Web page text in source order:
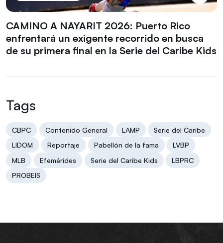
CAMINO A NAYARIT 2026: Puerto Rico
enfrentará un exigente recorrido en busca
de su primera final en la Serie del Caribe Kids
Tags
CBPC Contenido General LAMP
Serie del Caribe
LIDOM
Reportaje Pabellón de la fama
LVBP
MLB
Efemérides Serie del Caribe Kids
LBPRC
PROBEIS